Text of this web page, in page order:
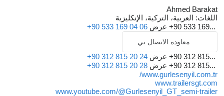
Ahmed Barakat
اللغات: العربية، التركية، الإنكليزية
+90 533 169... عرض +90 533 169 04 06
معاودة الاتصال بي
+90 312 815... عرض +90 312 815 20 24
+90 312 815... عرض +90 312 815 20 28
www.gurlesenyil.com.tr/
www.trailersgt.com
www.youtube.com/@Gurlesenyil_GT_semi-trailer